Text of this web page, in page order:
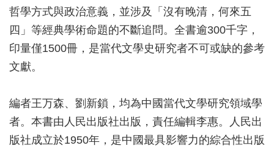
哲學方式與政治意義，並涉及「沒有晚清，何來五
四」等經典學術命題的不斷追問。全書逾300千字，
印量僅1500冊，是當代文學史研究者不可或缺的參考
文獻。
編者王万森、劉新鎖，均為中國當代文學研究領域學
者。本書由人民出版社出版，責任編輯李惠。人民出
版社成立於1950年，是中國最具影響力的綜合性出版